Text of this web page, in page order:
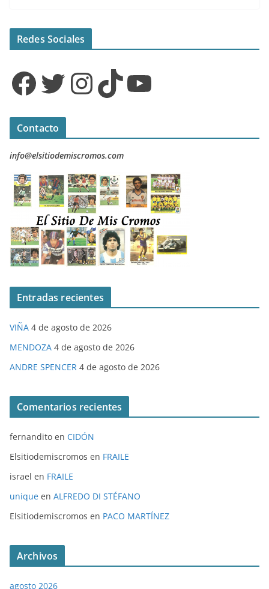
Redes Sociales
Facebook Twitter InstagramTikTok YouTube
Contacto
info@elsitiodemiscromos.com
Entradas recientes
VIÑA 4 de agosto de 2026
MENDOZA 4 de agosto de 2026
ANDRE SPENCER 4 de agosto de 2026
Comentarios recientes
fernandito en CIDÓN
Elsitiodemiscromos en FRAILE
israel en FRAILE
unique en ALFREDO DI STÉFANO
Elsitiodemiscromos en PACO MARTÍNEZ
Archivos
agosto 2026